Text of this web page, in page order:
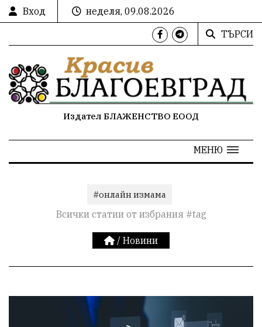
Вход
неделя, 09.08.2026
ТЪРСИ
Издател БЛАЖЕНСТВО ЕООД
МЕНЮ
#онлайн измама
Всички статии от избрания #tag
/ Новини